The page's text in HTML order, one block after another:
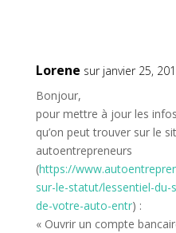
Lorene sur janvier 25,
Bonjour,
pour mettre à jour les
qu’on peut trouver sur le
autoentrepreneurs
(https://
sur-le-statut/lessentiel-
de-votre-auto-entr) :
« Ouvrir un compte